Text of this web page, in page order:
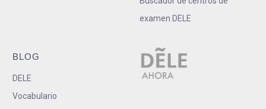
examen DELE
BLOG
DELE
Vocabulario